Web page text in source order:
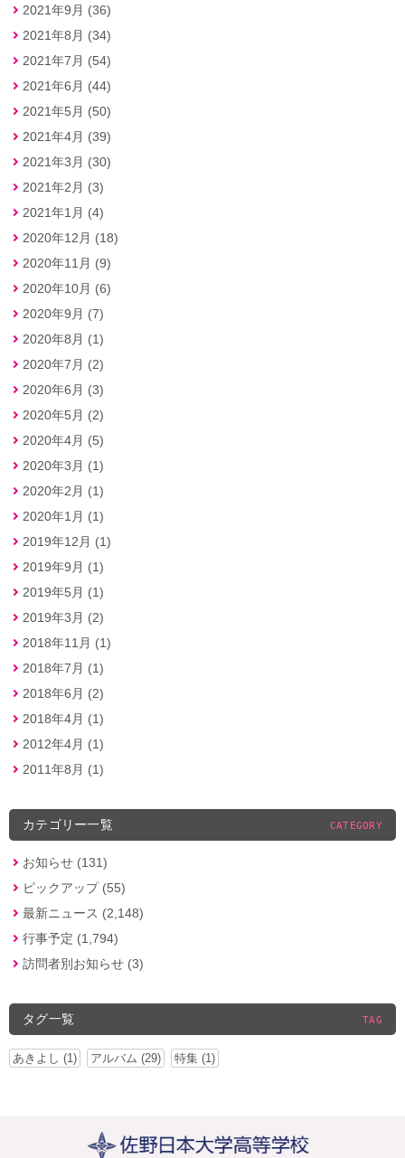
2021年9月 (36)
2021年8月 (34)
2021年7月 (54)
2021年6月 (44)
2021年5月 (50)
2021年4月 (39)
2021年3月 (30)
2021年2月 (3)
2021年1月 (4)
2020年12月 (18)
2020年11月 (9)
2020年10月 (6)
2020年9月 (7)
2020年8月 (1)
2020年7月 (2)
2020年6月 (3)
2020年5月 (2)
2020年4月 (5)
2020年3月 (1)
2020年2月 (1)
2020年1月 (1)
2019年12月 (1)
2019年9月 (1)
2019年5月 (1)
2019年3月 (2)
2018年11月 (1)
2018年7月 (1)
2018年6月 (2)
2018年4月 (1)
2012年4月 (1)
2011年8月 (1)
カテゴリー一覧 CATEGORY
お知らせ (131)
ピックアップ (55)
最新ニュース (2,148)
行事予定 (1,794)
訪問者別お知らせ (3)
タグ一覧 TAG
あきよし (1) アルバム (29) 特集 (1)